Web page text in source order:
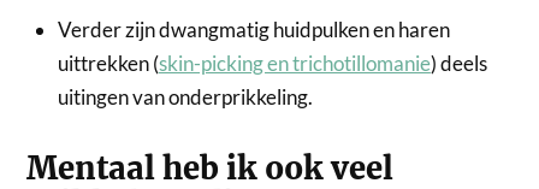
Verder zijn dwangmatig huidpulken en haren
uittrekken (skin-picking en trichotillomanie) deels
uitingen van onderprikkeling.
Mentaal heb ik ook veel